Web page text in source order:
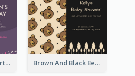
Purple And Pink Birthday Cake Illustration Party Invitation Brown And Black Bear Cartoon Baby Shower Invitation